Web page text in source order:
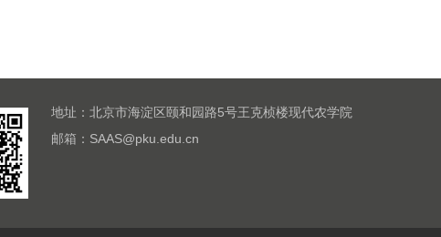
地址：北京市海淀区颐和园路5号王克桢楼现代农学院
邮箱：SAAS@pku.edu.cn